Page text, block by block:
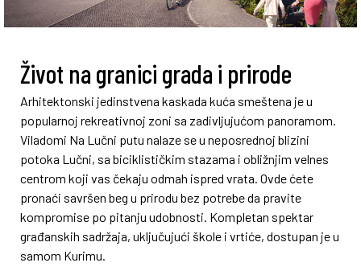
Život na granici grada i prirode
Arhitektonski jedinstvena kaskada kuća smeštena je u
popularnoj rekreativnoj zoni sa zadivljujućom panoramom.
Viladomi Na Lučni putu nalaze se u neposrednoj blizini
potoka Lučni, sa biciklističkim stazama i obližnjim velnes
centrom koji vas čekaju odmah ispred vrata. Ovde ćete
pronaći savršen beg u prirodu bez potrebe da pravite
kompromise po pitanju udobnosti. Kompletan spektar
građanskih sadržaja, uključujući škole i vrtiće, dostupan je u
samom Kurimu.